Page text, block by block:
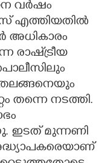
വർഷം
എത്തിയതിൽ
അധികാരം
രാഷ്‌‌ട്രീയ
തന്നെ നടത്തി.
ഇടത് മുന്നണി